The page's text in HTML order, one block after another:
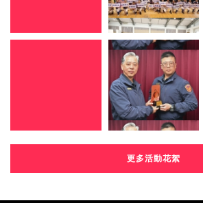
更多活動花絮